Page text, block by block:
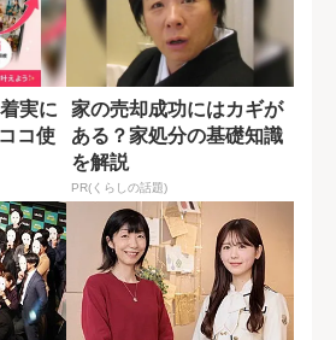
実に
コ使
家の売却成功にはカギが
ある？家処分の基礎知識
を解説
PR(くらしの話題)